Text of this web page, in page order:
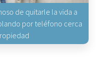
de quitarle la vida a
por teléfono cerca